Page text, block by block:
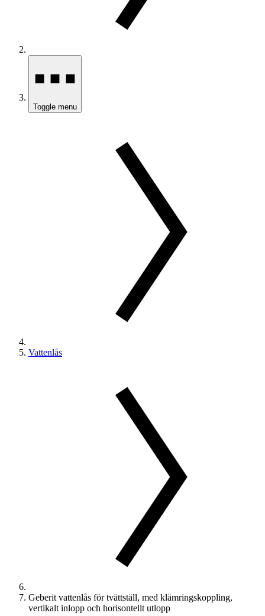
Toggle menu
Vattenlås
Geberit vattenlås för tvättställ, med klämringskoppling,
vertikalt inlopp och horisontellt utlopp